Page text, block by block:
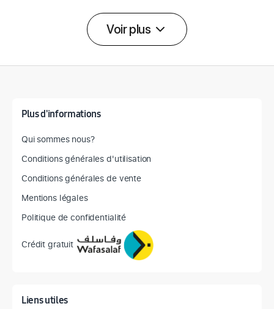
Voir plus
Plus d'informations
Qui sommes nous?
Conditions générales d'utilisation
Conditions générales de vente
Mentions légales
Politique de confidentialité
Crédit gratuit
Liens utiles